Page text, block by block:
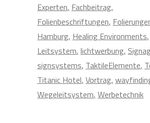
Experten Fachbeitrag
Folienbeschriftungen
Hamburg Healing Environments
Leitsystem lichtwerbung
signsystems TaktileElemente
Titanic Hotel Vortrag
Wegeleitsystem Werbetechnik